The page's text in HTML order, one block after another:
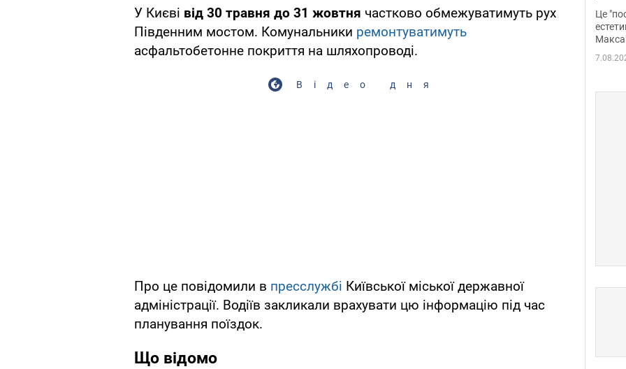
У Києві від 30 травня до 31 жовтня частково обмежуватимуть рух
Південним мостом. Комунальники ремонтуватимуть
асфальтобетонне покриття на шляхопроводі.
Відео дня
Про це повідомили в пресслужбі Київської міської державної
адміністрації. Водіїв закликали врахувати цю інформацію під час
планування поїздок.
Що відомо
Фото
Це